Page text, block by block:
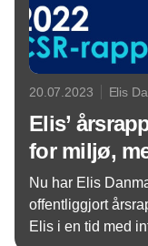
20.07.2023 Elis
Elis’
for miljø,
Nu har Elis
offentliggjort
Elis i en tid med